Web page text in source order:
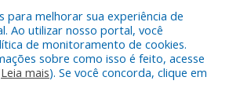
a Prefeitura Municipal de Chaves.
para melhorar sua experiência de
Ao utilizar nosso portal, você
de monitoramento de cookies.
sobre como isso é feito, acesse
Leia mais). Se você concorda, clique em